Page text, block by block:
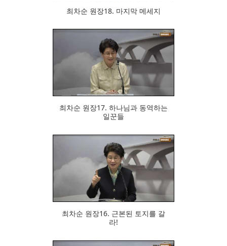
최차순 원장18. 마지막 메세지
최차순 원장17. 하나님과 동역하는
일꾼들
최차순 원장16. 근본된 토지를 갈
라!